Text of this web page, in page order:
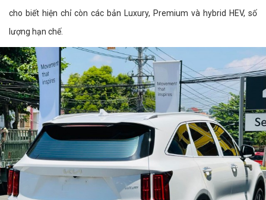
cho biết hiện chỉ còn các bản Luxury, Premium và hybrid HEV, số
lượng hạn chế.